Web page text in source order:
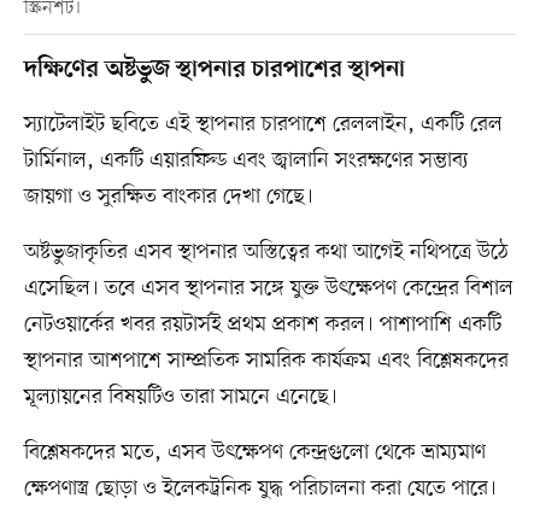
স্ক্রিনশট।
দক্ষিণের অষ্টভুজ স্থাপনার চারপাশের স্থাপনা
স্যাটেলাইট ছবিতে এই স্থাপনার চারপাশে রেললাইন, একটি রেল
টার্মিনাল, একটি এয়ারফিল্ড এবং জ্বালানি সংরক্ষণের সম্ভাব্য
জায়গা ও সুরক্ষিত বাংকার দেখা গেছে।
অষ্টভুজাকৃতির এসব স্থাপনার অস্তিত্বের কথা আগেই নথিপত্রে উঠে
এসেছিল। তবে এসব স্থাপনার সঙ্গে যুক্ত উৎক্ষেপণ কেন্দ্রের বিশাল
নেটওয়ার্কের খবর রয়টার্সই প্রথম প্রকাশ করল। পাশাপাশি একটি
স্থাপনার আশপাশে সাম্প্রতিক সামরিক কার্যক্রম এবং বিশ্লেষকদের
মূল্যায়নের বিষয়টিও তারা সামনে এনেছে।
বিশ্লেষকদের মতে, এসব উৎক্ষেপণ কেন্দ্রগুলো থেকে ভ্রাম্যমাণ
ক্ষেপণাস্ত্র ছোড়া ও ইলেকট্রনিক যুদ্ধ পরিচালনা করা যেতে পারে।